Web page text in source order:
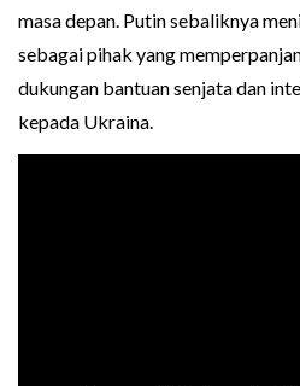
masa depan. Putin sebaliknya
sebagai pihak yang
dukungan bantuan senjata dan
kepada Ukraina.